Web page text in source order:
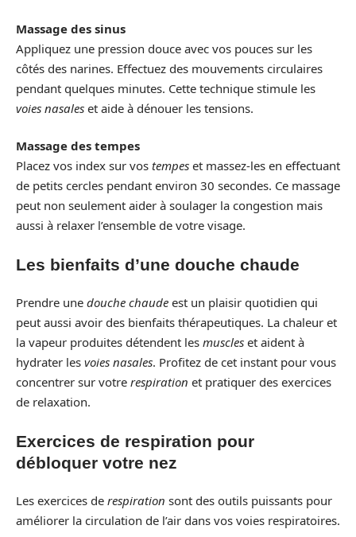
Massage des sinus
Appliquez une pression douce avec vos pouces sur les
côtés des narines. Effectuez des mouvements circulaires
pendant quelques minutes. Cette technique stimule les
voies nasales et aide à dénouer les tensions.
Massage des tempes
Placez vos index sur vos tempes et massez-les en effectuant
de petits cercles pendant environ 30 secondes. Ce massage
peut non seulement aider à soulager la congestion mais
aussi à relaxer l’ensemble de votre visage.
Les bienfaits d’une douche chaude
Prendre une douche chaude est un plaisir quotidien qui
peut aussi avoir des bienfaits thérapeutiques. La chaleur et
la vapeur produites détendent les muscles et aident à
hydrater les voies nasales. Profitez de cet instant pour vous
concentrer sur votre respiration et pratiquer des exercices
de relaxation.
Exercices de respiration pour
débloquer votre nez
Les exercices de respiration sont des outils puissants pour
améliorer la circulation de l’air dans vos voies respiratoires.